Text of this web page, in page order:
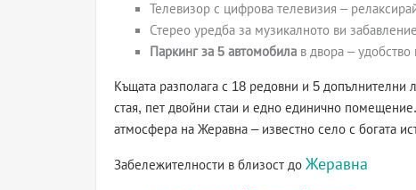
Телевизор с цифрова телевизия –
Стерео уредба за музикалното ви
Паркинг за 5 автомобила в двора –
Къщата разполага с 18 редовни и 5 допълнителни
стая, пет двойни стаи и едно единично
атмосфера на Жеравна – известно село с богата
Забележителности в близост до Жеравна